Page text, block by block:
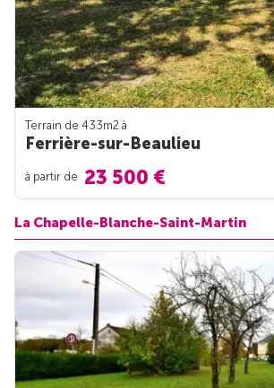
Terrain de 433m2 à
Ferrière-sur-Beaulieu
à partir de 23 500 €
La Chapelle-Blanche-Saint-Martin